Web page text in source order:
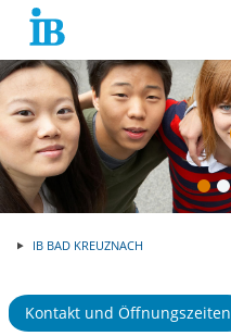
Springe zum Inhalt
IB BAD KREUZNACH
Kontakt und Öffnungszeiten